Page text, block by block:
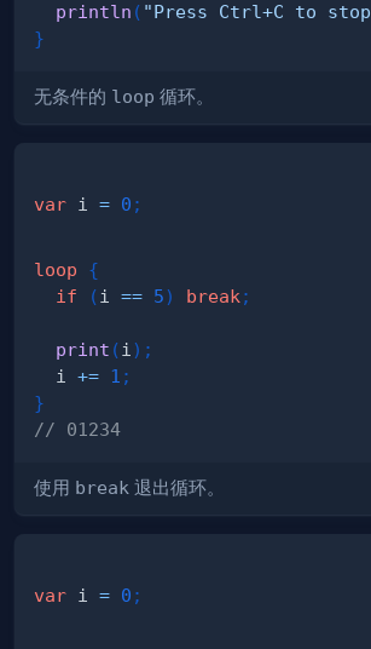
println ( "Press Ctrl+C to
}
无条件的 loop 循环。
var i = 0 ;
loop
{
if
( i == 5) break ;
print ( i ) ;
  i
+= 1 ;
}
// 01234
使用 break 退出循环。
var i = 0 ;